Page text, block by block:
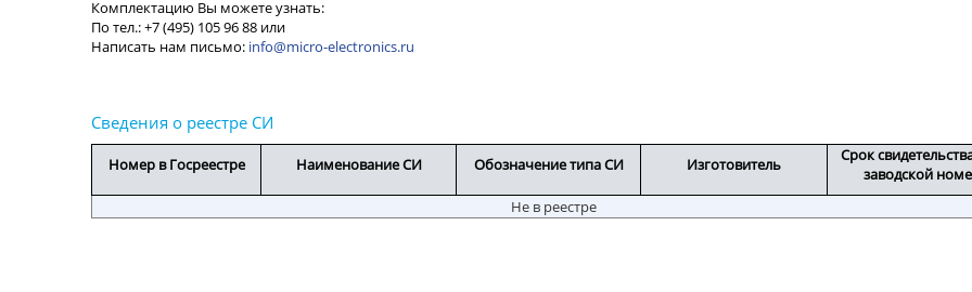
info@micro-electronics.ru
Номер в Госреестре Наименование СИ Обозначение типа СИ Изготовитель
Срок
заводской
Не в реестре